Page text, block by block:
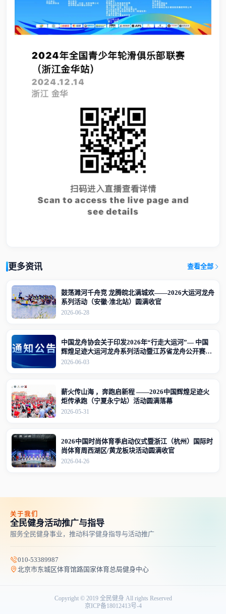
更多资讯 查看全部
鼓荡濉河千舟竞 龙腾皖北满城欢——2026大运河龙舟
系列活动（安徽·淮北站）圆满收官
2026-06-28
中国龙舟协会关于印发2026年“行走大运河”— 中国
辉煌足迹大运河龙舟系列活动暨江苏省龙舟公开赛
（江苏·宜兴站）竞赛规程的通知
2026-06-03
薪火传山海 ，奔跑启新程 ——2026中国辉煌足迹火
炬传承跑（宁夏永宁站）活动圆满落幕
2026-05-31
2026中国时尚体育季启动仪式暨浙江（杭州）国际时
尚体育周西湖区/黄龙板块活动圆满收官
2026-04-26
关于我们
全民健身活动推广与指导
服务全民健身事业，推动科学健身指导与活动推广
010-53389987
北京市东城区体育馆路国家体育总局健身中心
Copyright © 2019 全民健身 All rights Reserved
京ICP备18012413号-4